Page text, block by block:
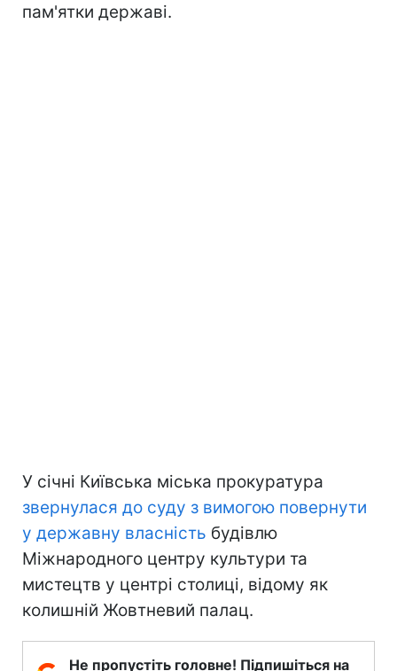
пам'ятки державі.
У січні Київська міська прокуратура
звернулася до суду з вимогою повернути
у державну власність будівлю
Міжнародного центру культури та
мистецтв у центрі столиці, відому як
колишній Жовтневий палац.
Не пропустіть головне! Підпишіться на